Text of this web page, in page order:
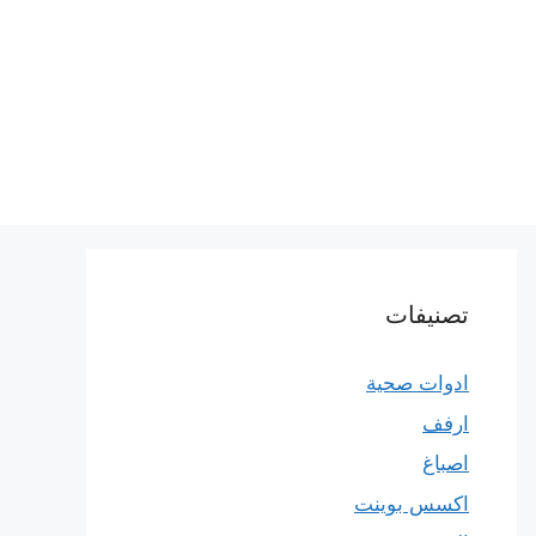
تصنيفات
ادوات صحية
ارفف
اصباغ
اكسس بوينت